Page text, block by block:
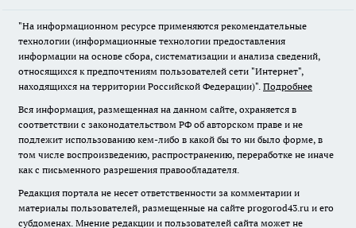
"На информационном ресурсе применяются рекомендательные
технологии (информационные технологии предоставления
информации на основе сбора, систематизации и анализа сведений,
относящихся к предпочтениям пользователей сети "Интернет",
находящихся на территории Российской Федерации)". Подробнее
Вся информация, размещенная на данном сайте, охраняется в
соответствии с законодательством РФ об авторском праве и не
подлежит использованию кем-либо в какой бы то ни было форме, в
том числе воспроизведению, распространению, переработке не иначе
как с письменного разрешения правообладателя.
Редакция портала не несет ответственности за комментарии и
материалы пользователей, размещенные на сайте progorod43.ru и его
субдоменах. Мнение редакции и пользователей сайта может не